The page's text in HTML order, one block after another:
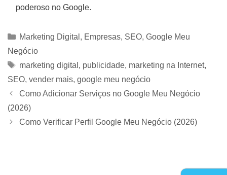
poderoso no Google.
Categorias
Marketing Digital , Empresas, SEO, Google Meu
Negócio
Tags
marketing digital , publicidade, marketing na Internet,
SEO, vender mais, google meu negócio
Como Adicionar Serviços no Google Meu Negócio
(2026)
Como Verificar Perfil Google Meu Negócio (2026)